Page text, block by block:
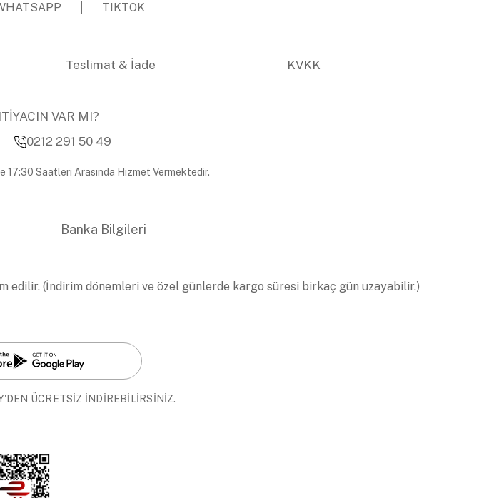
TIKTOK
Teslimat & İade KVKK
VAR MI?
0212 291 50 49
Saatleri Arasında Hizmet Vermektedir.
Banka Bilgileri
edilir. (İndirim dönemleri ve özel günlerde kargo süresi birkaç gün uzayabilir.)
ÜCRETSİZ İNDİREBİLİRSİNİZ.